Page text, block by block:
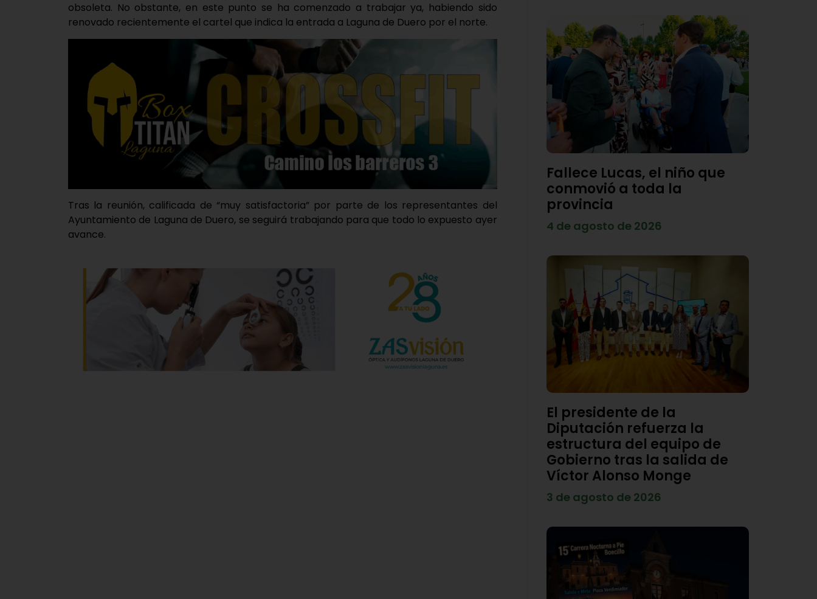
obsoleta. No obstante, en este punto se ha comenzado a trabajar ya, habiendo sido
renovado recientemente el cartel que indica la entrada a Laguna de Duero por el norte.
Tras la reunión, calificada de “muy satisfactoria” por parte de los representantes del
Ayuntamiento de Laguna de Duero, se seguirá trabajando para que todo lo expuesto ayer
avance.
Fallece Lucas, el niño que
conmovió a toda la
provincia
4 de agosto de 2026
El presidente de la
Diputación refuerza la
estructura del equipo de
Gobierno tras la salida de
Víctor Alonso Monge
3 de agosto de 2026